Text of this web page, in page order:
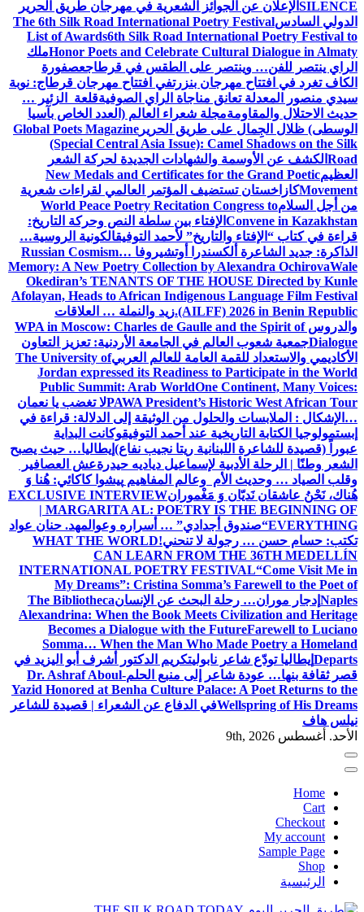
SILENCE الإعلان عن الجوائز الشعرية في مهرجان طريق الحرير
الدولي السادسThe 6th Silk Road International Poetry Festival
List of Awards6th Silk Road International Poetry Festival to
Honor Poets and Celebrate Cultural Dialogue in Almatyملك
الراي ينتصر للفن… وينتصر على الطقس في قرطاجعصفورة
الكاف تغرد في افتتاح مهرجان بنزرتفي افتتاح مهرجان قرطاج: نوبة
سيدي منصور المعدلة تعانق مناجاة الراي الصوفيةقلعة الزئير …
حديث الاحتلال والمقاومةمجلة شعراء العالم (العدد الخاص بآسيا
الوسطى) ظلال الجِمال على طريق الحرير Global Poets Magazine
(Special Central Asia Issue): Camel Shadows on the Silk
Road الكشف عن الأوسمة والشهادات الجديدة لحركة الشعر
العظيمNew Medals and Certificates for the Grand Poetic
Movementكازاخستان تستضيف المؤتمر العالمي لقراءات شعرية
من أجل السلامWorld Peace Poetry Recitation Congress to
Convene in Kazakhstan الإفتاء بين سلطة النص وحركة التاريخ:
قراءة في كتاب “الإفتاء والتاريخ” لأحمد التوفيقالكونية الروسية…
الذاكرة: جديد الشاعرة ألكسندرا أوتشيروفا Russian Cosmism…
Memory: A New Poetry Collection by Alexandra OchirovaWale
Okediran’s TENANTS OF THE HOUSE Directed by Kunle
Afolayan, Heads to African Indigenous Language Film Festival
(AILFF) 2026 in Benin Republic. زيد والنملة … العلاقات
والدروسWPA in Moscow: Charles de Gaulle and the Spirit of
Dialogueجمعية شعوب العالم في الجامعة الأردنية: تعزيز التعاون
الأكاديمي والاستعداد للقمة العامة للعالم العربيThe University of
Jordan expressed its Readiness to Participate in the World
Public Summit: Arab WorldOne Continent, Many Voices:
PAWA President’s Historic West African Tourلا تغضب يا نعمان
…الإشكال : الملابسات والحلول من الوثيقة إلى الدلالة: قراءة في
إبستمولوجيا الكتابة التاريخية عند أحمد التوفيقوكانت البداية
عبوراً (قصيدة للشاعرة اللبنانية ريتا نجيب نفاع) إيطاليا… حيث يصبح
الشعر وطنًا | الرحلة الأدبية لإسماعيل دياديه حيدرةعش العصافير
وقلب الصياد … وحديث الأم وعالم المفاهيم پیشوا کاکائي: هُنا وَ
هُناك، نَحْنُ عاشقان نَديّان وَ مَغْمورانEXCLUSIVE INTERVIEW
| MARGARITA AL: POETRY IS THE BEGINNING OF
EVERYTHING“صندوق أجدادي” … أسراره وعوالمهد. حنان عواد
تكتب: حسام حسن … رجولة لا تنحني!WHAT THE WORLD
CAN LEARN FROM THE 36TH MEDELLÍN
INTERNATIONAL POETRY FESTIVAL“Come Visit Me in
My Dreams”: Cristina Somma’s Farewell to the Poet of
Naples إدجار موران… رحلة البحث عن الإنسانThe Bibliotheca
Alexandrina: When the Book Meets Civilization and Heritage
Becomes a Dialogue with the FutureFarewell to Luciano
Somma… When the Man Who Made Poetry a Homeland
Departs إيطاليا تودّع شاعر نابوليتكريم الدكتور أشرف أبو اليزيد في
قصر ثقافة بنها… عودة شاعر إلى منبع الحلمDr. Ashraf Aboul-
Yazid Honored at Benha Culture Palace: A Poet Returns to the
Wellspring of His Dreamsفي الدفاع عن الشعراء | قصيدة للشاعر
نيلس هاف
الأحد. أغسطس 9th, 2026
Home
Cart
Checkout
My account
Sample Page
Shop
الرئيسية